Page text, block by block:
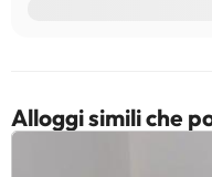
Alloggi simili che